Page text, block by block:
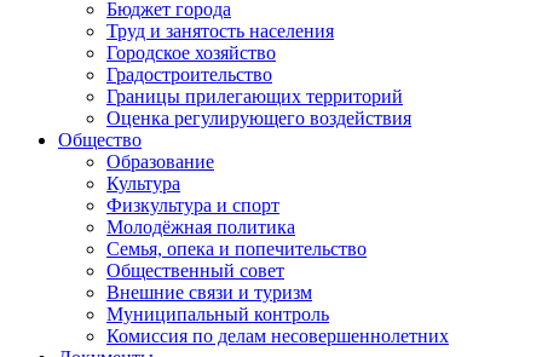
Бюджет города
Труд и занятость населения
Городское хозяйство
Градостроительство
Границы прилегающих территорий
Оценка регулирующего воздействия
Общество
Образование
Культура
Физкультура и спорт
Молодёжная политика
Семья, опека и попечительство
Общественный совет
Внешние связи и туризм
Муниципальный контроль
Комиссия по делам несовершеннолетних